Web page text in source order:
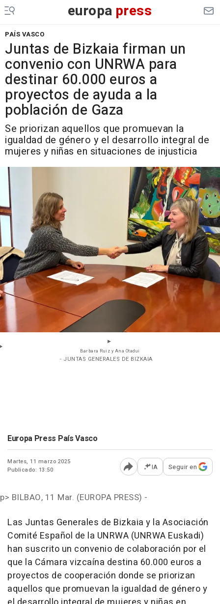
europa press
PAÍS VASCO
Juntas de Bizkaia firman un
convenio con UNRWA para
destinar 60.000 euros a
proyectos de ayuda a la
población de Gaza
Se priorizan aquellos que promuevan la
igualdad de género y el desarrollo integral de
mujeres y niñas en situaciones de injusticia
Barbara Ruiz y Ana Otadui
- JUNTAS GENERALES DE BIZKAIA
Europa Press País Vasco
Martes, 11 marzo 2025
Publicado: 13:50
Abrir opciones para
IA Seguir en
p> BILBAO, 11 Mar. (EUROPA PRESS) -
Las Juntas Generales de Bizkaia y la Asociación
Comité Español de la UNRWA (UNRWA Euskadi)
han suscrito un convenio de colaboración por el
que la Cámara vizcaína destina 60.000 euros a
proyectos de cooperación donde se priorizan
aquellos que promuevan la igualdad de género y